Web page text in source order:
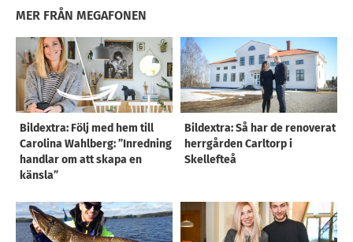
MER FRÅN MEGAFONEN
Bildextra: Följ med hem till
Carolina Wahlberg: ”Inredning
handlar om att skapa en
känsla”
Bildextra: Så har de renoverat
herrgården Carltorp i
Skellefteå